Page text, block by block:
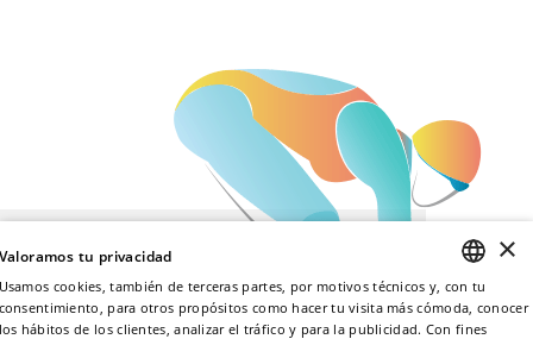
ENGLISH
×
tu privacidad
cookies, también de terceras partes, por motivos técnicos y, con tu
para otros propósitos como hacer tu visita más cómoda, conocer
hábitos de los clientes, analizar el tráfico y para la publicidad. Con fines